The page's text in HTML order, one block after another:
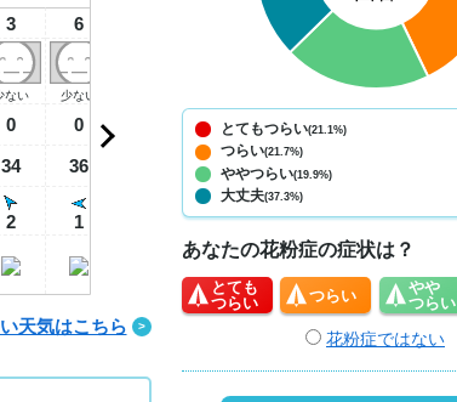
3
ない
0
34
2
6
少ない
0
36
1
0
28
0
15
0
26
0
18
0
0
21
0
天気はこちら
とてもつらい(21.1%)
つらい(21.7%)
ややつらい(19.9%)
大丈夫(37.3%)
あなたの花粉症の症状は？
とても
つらい
つらい
やや
つらい
花粉症ではない